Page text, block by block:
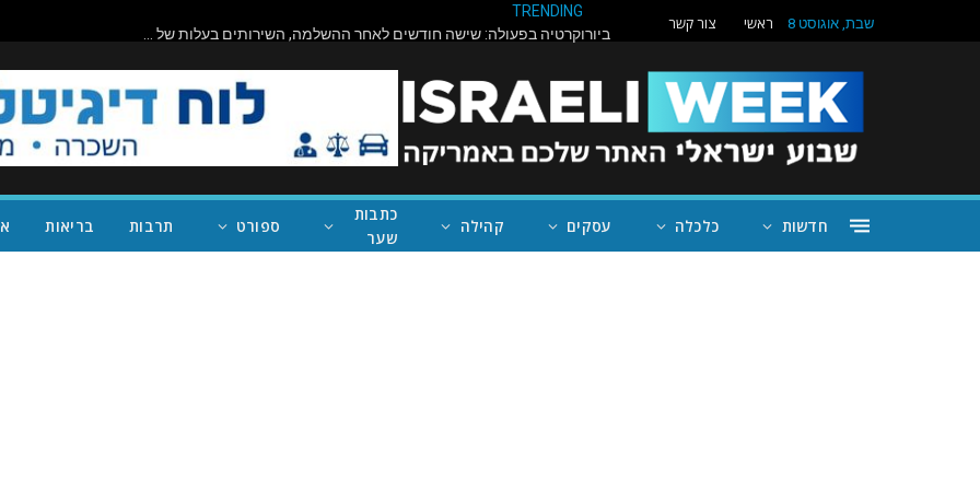
שבת, אוגוסט 8 ראשי צור קשר
TRENDING
ביורוקרטיה בפעולה: שישה חודשים לאחר ההשלמה, השירותים בעלות של מיליון דולר בראניון קניון – במחוז של נית'יה ראמן – עדיין סגורים
חדשות כלכלה עסקים קהילה
כתבות
שער
ספורט תרבות בריאות